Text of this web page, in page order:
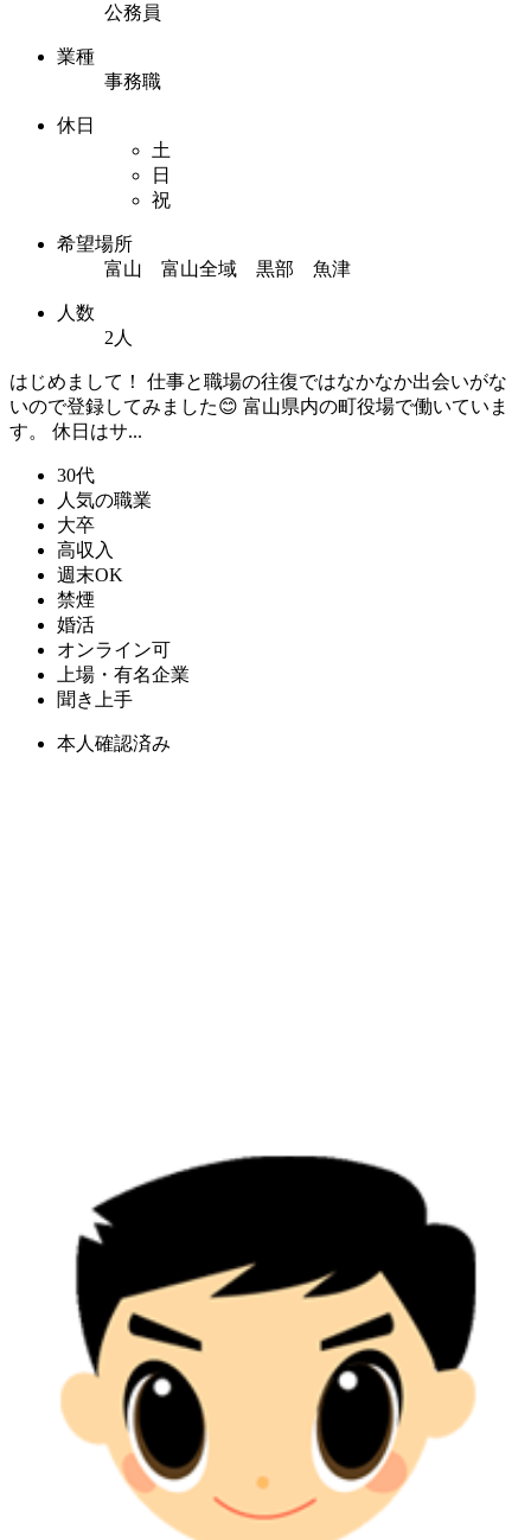
公務員
業種
事務職
休日
土
日
祝
希望場所
富山 富山全域 黒部 魚津
人数
2人
はじめまして！ 仕事と職場の往復ではなかなか出会いがな
いので登録してみました😊 富山県内の町役場で働いていま
す。 休日はサ...
30代
人気の職業
大卒
高収入
週末OK
禁煙
婚活
オンライン可
上場・有名企業
聞き上手
本人確認済み